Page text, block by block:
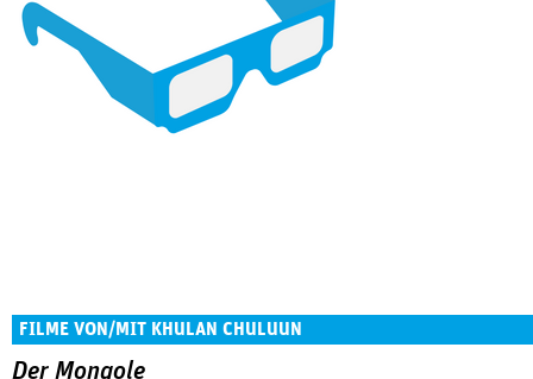
FILME VON/MIT KHULAN CHULUUN
Der Mongole